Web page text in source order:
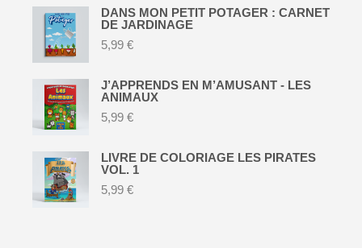
DANS MON PETIT POTAGER : CARNET
DE JARDINAGE
5,99 €
J’APPRENDS EN M’AMUSANT - LES
ANIMAUX
5,99 €
LIVRE DE COLORIAGE LES PIRATES
VOL. 1
5,99 €